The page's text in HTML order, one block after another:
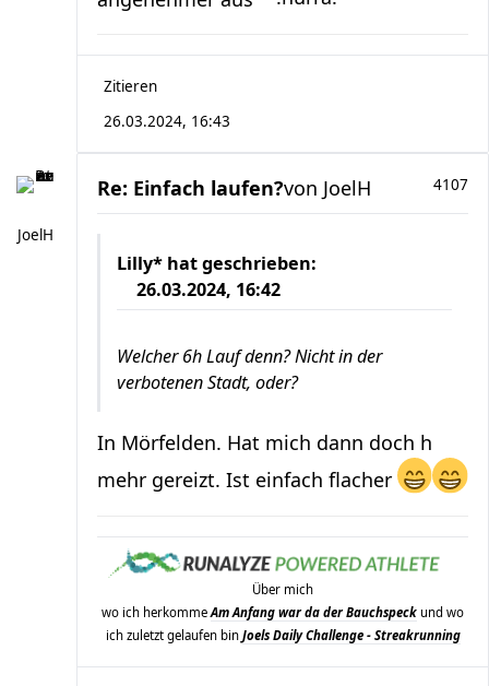
Zitieren
26.03.2024, 16:43
JoelH
Re: Einfach laufen? 4107
von JoelH
Lilly* hat geschrieben:
26.03.2024, 16:42
Welcher 6h Lauf denn? Nicht in der
verbotenen Stadt, oder?
In Mörfelden. Hat mich dann doch h
mehr gereizt. Ist einfach flacher
Über mich
wo ich herkomme Am Anfang war da der Bauchspeck und wo
ich zuletzt gelaufen bin Joels Daily Challenge - Streakrunning